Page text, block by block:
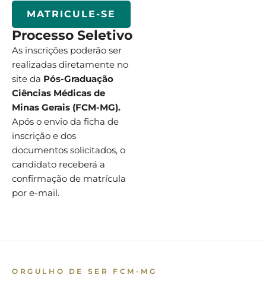
MATRICULE-SE
Processo Seletivo
As inscrições poderão ser
realizadas diretamente no
site da Pós-Graduação
Ciências Médicas de
Minas Gerais (FCM-MG).
Após o envio da ficha de
inscrição e dos
documentos solicitados, o
candidato receberá a
confirmação de matrícula
por e-mail.
ORGULHO DE SER FCM-MG